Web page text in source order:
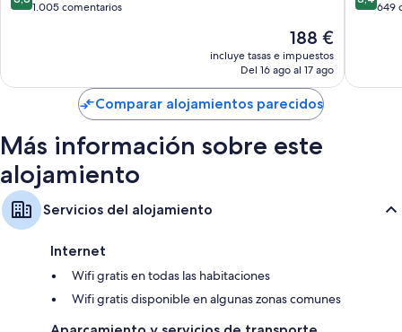
sobre1.005 comentarios
El
precio
actual
de
188 €
188 €
incluye tasas e impuestos
Del 16 ago al 17 ago
sobre649
Comparar alojamientos parecidos
Más información sobre este
alojamiento
Servicios del alojamiento
Internet
Wifi gratis en todas las habitaciones
Wifi gratis disponible en algunas zonas comunes